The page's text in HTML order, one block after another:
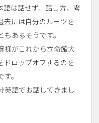
語は話せず、話し方、考
去には自分のルーツを
あるそうです。
様がこれから立命館大
ドロップオフするのを
。
英語でお話してきまし